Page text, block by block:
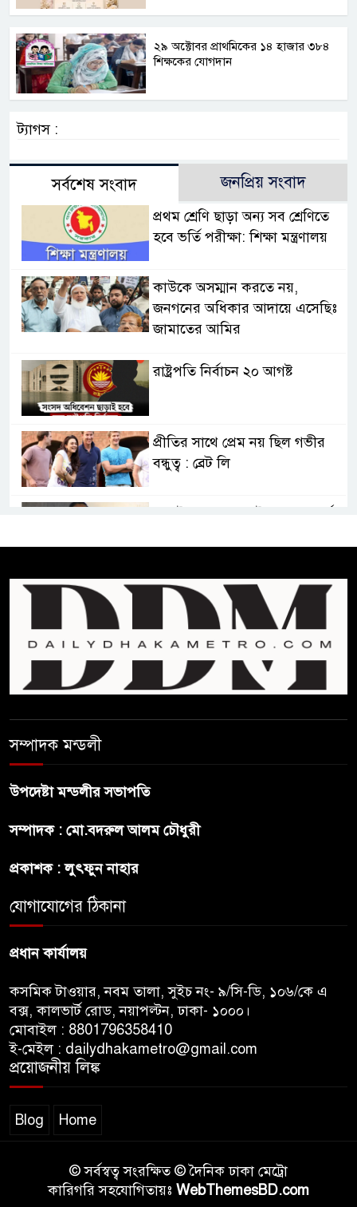
২৯ অক্টোবর প্রাথমিকের ১৪ হাজার ৩৮৪
শিক্ষকের যোগদান
ট্যাগস :
সর্বশেষ সংবাদ জনপ্রিয় সংবাদ
প্রথম শ্রেণি ছাড়া অন্য সব শ্রেণিতে
হবে ভর্তি পরীক্ষা: শিক্ষা মন্ত্রণালয়
কাউকে অসম্মান করতে নয়,
জনগনের অধিকার আদায়ে এসেছিঃ
জামাতের আমির
রাষ্ট্রপতি নির্বাচন ২০ আগষ্ট
প্রীতির সাথে প্রেম নয় ছিল গভীর
বন্ধুত্ব : ব্রেট লি
জুলাই সনদ ও জুলাই যোদ্ধা সংবর্ধনা
আমরা যদি বলি জুলাই কার, তাহলে
তো জুলাই কারওই থাকবে না:
স্বরাষ্ট্রমন্ত্রী
ফ্যাসিবাদ মুক্ত দিবস ৫ আগস্ট
বাংলাদেশে বিনিয়োগ ও দক্ষ শ্রমিক
সম্পাদক মন্ডলী
উপদেষ্টা মন্ডলীর সভাপতি
সম্পাদক : মো.বদরুল আলম চৌধুরী
প্রকাশক : লুৎফুন নাহার
যোগাযোগের ঠিকানা
প্রধান কার্যালয়
কসমিক টাওয়ার, নবম তালা, সুইচ নং- ৯/সি-ডি, ১০৬/কে এ
বক্স, কালভার্ট রোড, নয়াপল্টন, ঢাকা- ১০০০।
মোবাইল : 8801796358410
ই-মেইল : dailydhakametro@gmail.com
প্রয়োজনীয় লিঙ্ক
Blog Home
© সর্বস্বত্ব সংরক্ষিত © দৈনিক ঢাকা মেট্রো
কারিগরি সহযোগিতায়ঃ WebThemesBD.com